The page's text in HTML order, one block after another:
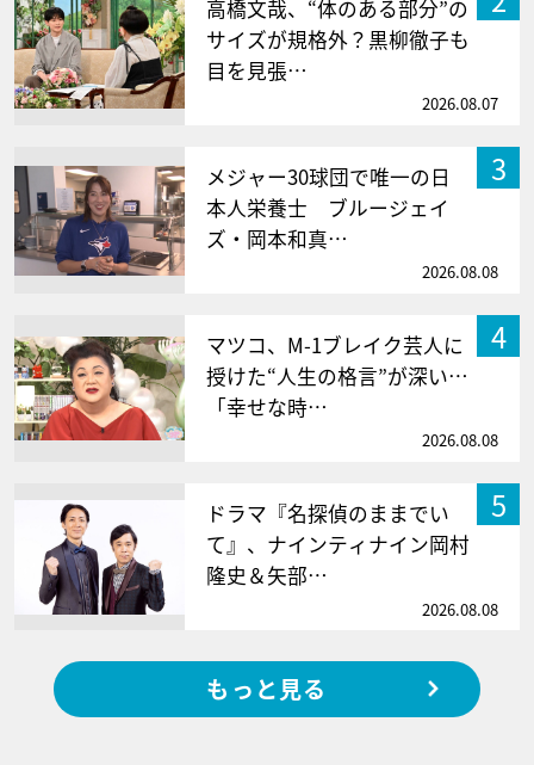
高橋文哉、“体のある部分”の
サイズが規格外？黒柳徹子も
目を見張…
2026.08.07
3
メジャー30球団で唯一の日
本人栄養士 ブルージェイ
ズ・岡本和真…
2026.08.08
4
マツコ、M-1ブレイク芸人に
授けた“人生の格言”が深い…
「幸せな時…
2026.08.08
5
ドラマ『名探偵のままでい
て』、ナインティナイン岡村
隆史＆矢部…
2026.08.08
もっと見る